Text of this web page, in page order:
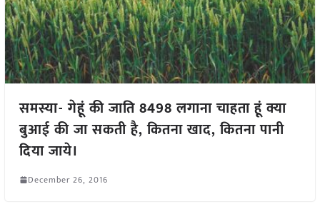
समस्या- गेहूं की जाति 8498 लगाना चाहता हूं क्या
बुआई की जा सकती है, कितना खाद, कितना पानी
दिया जाये।
December 26, 2016